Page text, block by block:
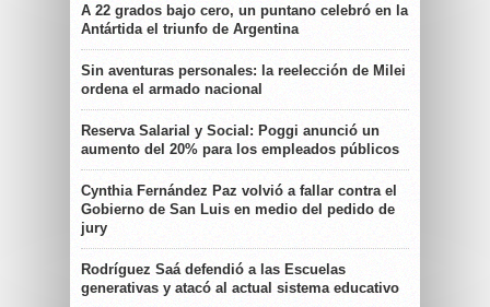
A 22 grados bajo cero, un puntano celebró en la
Antártida el triunfo de Argentina
Sin aventuras personales: la reelección de Milei
ordena el armado nacional
Reserva Salarial y Social: Poggi anunció un
aumento del 20% para los empleados públicos
Cynthia Fernández Paz volvió a fallar contra el
Gobierno de San Luis en medio del pedido de
jury
Rodríguez Saá defendió a las Escuelas
generativas y atacó al actual sistema educativo